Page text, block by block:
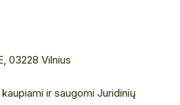
03228 Vilnius
ir saugomi Juridinių